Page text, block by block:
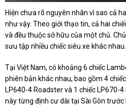
Hiện chưa rõ nguyên nhân vì sao cả
như vậy. Theo giới thạo tin, cả hai
và đều thuộc sở hữu của một chủ.
sưu tập nhiều chiếc siêu xe khác nhau.
Tại Việt Nam, có khoảng 6 chiếc
phiên bản khác nhau, bao gồm 4
LP640-4 Roadster và 1 chiếc LP670-
này từng định cư dài tại Sài Gòn trước